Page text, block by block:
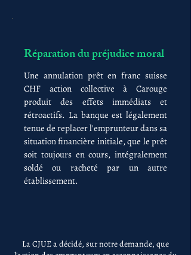
Réparation du préjudice moral
Une annulation prêt en franc suisse
CHF action collective à Carouge
produit des effets immédiats et
rétroactifs. La banque est légalement
tenue de replacer l'emprunteur dans sa
situation financière initiale, que le prêt
soit toujours en cours, intégralement
soldé ou racheté par un autre
établissement.
La CJUE a décidé, sur notre demande, que